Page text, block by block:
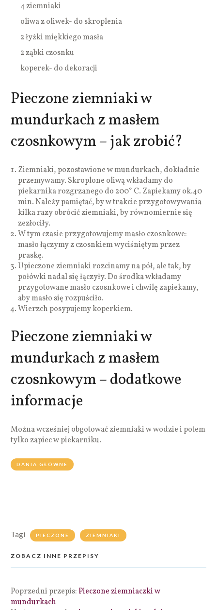
4 ziemniaki
oliwa z oliwek- do skroplenia
2 łyżki miękkiego masła
2 ząbki czosnku
koperek- do dekoracji
Pieczone ziemniaki w
mundurkach z masłem
czosnkowym – jak zrobić?
Ziemniaki, pozostawione w mundurkach, dokładnie
przemywamy. Skroplone oliwą wkładamy do
piekarnika rozgrzanego do 200° C. Zapiekamy ok.40
min. Należy pamiętać, by w trakcie przygotowywania
kilka razy obrócić ziemniaki, by równomiernie się
zezłociły.
W tym czasie przygotowujemy masło czosnkowe:
masło łączymy z czosnkiem wyciśniętym przez
praskę.
Upieczone ziemniaki rozcinamy na pół, ale tak, by
połówki nadal się łączyły. Do środka wkładamy
przygotowane masło czosnkowe i chwilę zapiekamy,
aby masło się rozpuściło.
Wierzch posypujemy koperkiem.
Pieczone ziemniaki w
mundurkach z masłem
czosnkowym – dodatkowe
informacje
Można wcześniej obgotować ziemniaki w wodzie i potem
tylko zapiec w piekarniku.
DANIA GŁÓWNE
Tagi PIECZONE ZIEMNIAKI
ZOBACZ INNE PRZEPISY
Poprzedni przepis:Pieczone ziemniaczki w
mundurkach